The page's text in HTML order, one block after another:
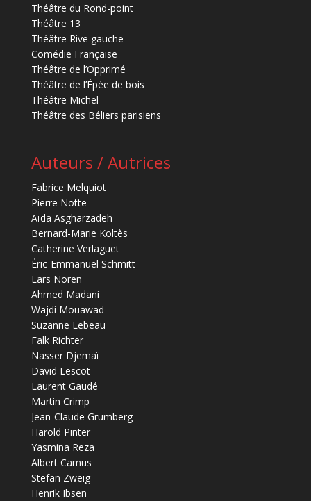
Théâtre du Rond-point
Théâtre 13
Théâtre Rive gauche
Comédie Française
Théâtre de l’Opprimé
Théâtre de l’Épée de bois
Théâtre Michel
Théâtre des Béliers parisiens
Auteurs / Autrices
Fabrice Melquiot
Pierre Notte
Aïda Asgharzadeh
Bernard-Marie Koltès
Catherine Verlaguet
Éric-Emmanuel Schmitt
Lars Noren
Ahmed Madani
Wajdi Mouawad
Suzanne Lebeau
Falk Richter
Nasser Djemaï
David Lescot
Laurent Gaudé
Martin Crimp
Jean-Claude Grumberg
Harold Pinter
Yasmina Reza
Albert Camus
Stefan Zweig
Henrik Ibsen